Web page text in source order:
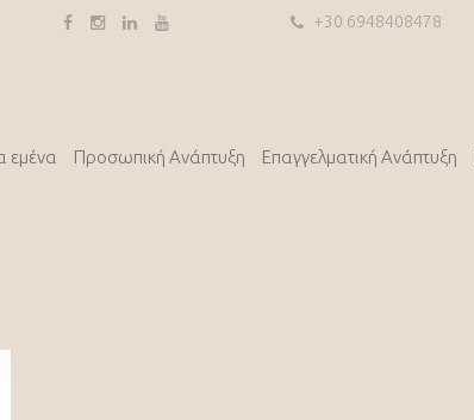
+30 6948408478
εμένα Προσωπική Ανάπτυξη Επαγγελματική Ανάπτυξη